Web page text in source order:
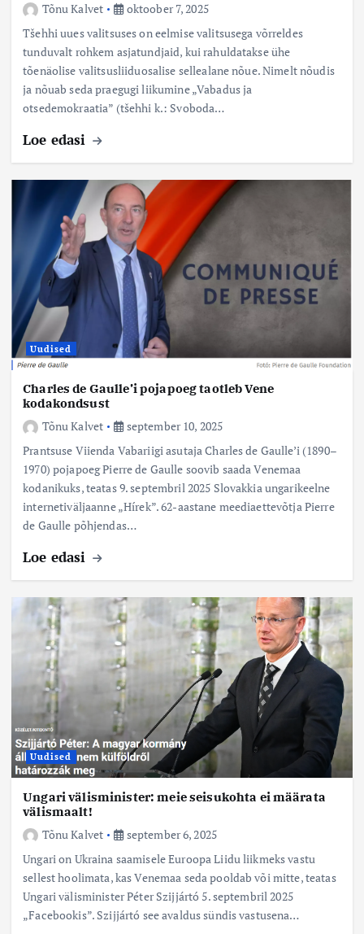
Tõnu Kalvet
oktoober 7, 2025
Tšehhi uues valitsuses on eelmise valitsusega võrreldes
tunduvalt rohkem asjatundjaid, kui rahuldatakse ühe
tõenäolise valitsusliiduosalise sellealane nõue. Nimelt nõudis
ja nõuab seda praegugi liikumine „Vabadus ja
otsedemokraatia” (tšehhi k.: Svoboda…
Loe edasi
Uudised
Charles de Gaulle’i pojapoeg taotleb Vene
kodakondsust
Tõnu Kalvet
september 10, 2025
Prantsuse Viienda Vabariigi asutaja Charles de Gaulle’i (1890–
1970) pojapoeg Pierre de Gaulle soovib saada Venemaa
kodanikuks, teatas 9. septembril 2025 Slovakkia ungarikeelne
internetiväljaanne „Hírek”. 62-aastane meediaettevõtja Pierre
de Gaulle põhjendas…
Loe edasi
Uudised
Ungari välisminister: meie seisukohta ei määrata
välismaalt!
Tõnu Kalvet
september 6, 2025
Ungari on Ukraina saamisele Euroopa Liidu liikmeks vastu
sellest hoolimata, kas Venemaa seda pooldab või mitte, teatas
Ungari välisminister Péter Szijjártó 5. septembril 2025
„Facebookis”. Szijjártó see avaldus sündis vastusena…